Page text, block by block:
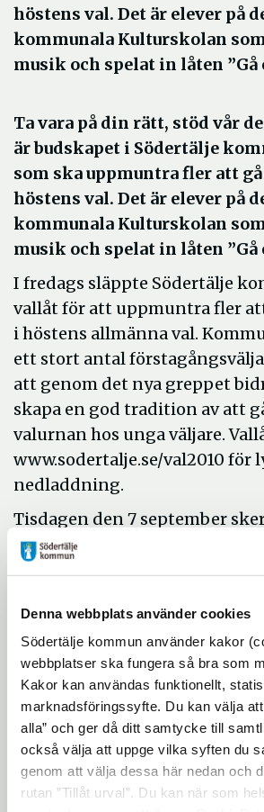
Denna webbplats använder cookies
Södertälje kommun använder kakor
webbplatser ska fungera så bra som
Kakor kan användas funktionellt,
marknadsföringssyfte. Du kan välja
alla” och ger då ditt samtycke till
också välja att uppge vilka syften du
genom att välja dessa här nedan och
rutan ”Tillåt urval”. Du kan när som
höstens val. Det är elever på
kommunala Kulturskolan
musik och spelat in låten ”Gå
Ta vara på din rätt, stöd vår
är budskapet i Södertälje
som ska uppmuntra fler att
höstens val. Det är elever på
kommunala Kulturskolan
musik och spelat in låten ”Gå
I fredags släppte Södertälje
vallåt för att uppmuntra fler
i höstens allmänna val.
ett stort antal
att genom det nya greppet
skapa en god tradition av att
valurnan hos unga väljare.
www.sodertalje.se/val2010 för
nedladdning.
Tisdagen den 7 september
inspelningen av musikvideon
Inspelningen börjar klockan
stadshus, plan 1, och fortsätter
eftermiddagen. Det är
möjligt att ställa frågor till
bakom vallåten.
Tid:tisdagen den 7 september
Plats:Södertälje stadshus,